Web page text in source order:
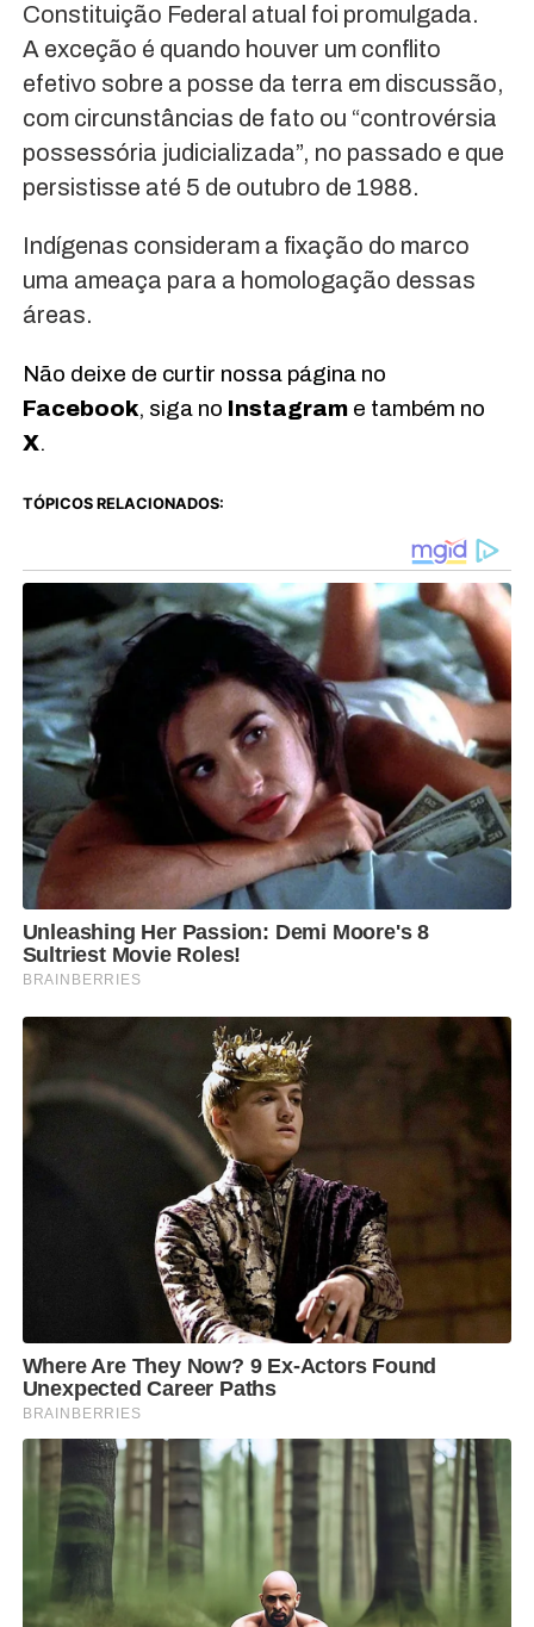
Constituição Federal atual foi promulgada.
A exceção é quando houver um conflito
efetivo sobre a posse da terra em discussão,
com circunstâncias de fato ou “controvérsia
possessória judicializada”, no passado e que
persistisse até 5 de outubro de 1988.
Indígenas consideram a fixação do marco
uma ameaça para a homologação dessas
áreas.
Não deixe de curtir nossa página no
Facebook, siga no Instagrame também no
X.
TÓPICOS RELACIONADOS: